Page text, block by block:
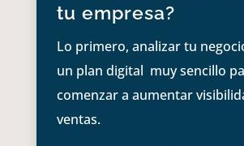
tu empresa?
Lo primero, analizar tu
un plan digital muy sencillo
comenzar a aumentar
ventas.